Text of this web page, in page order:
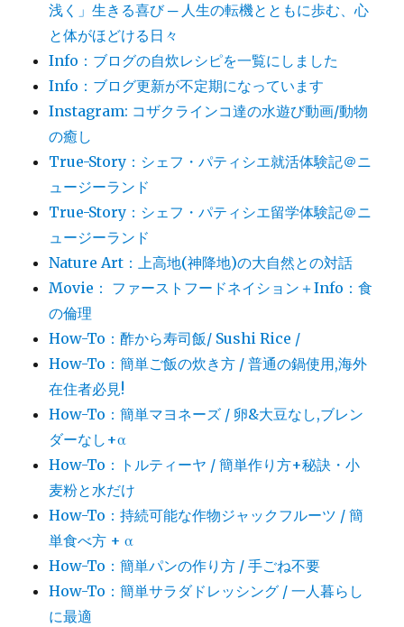
浅く」生きる喜び ─ 人生の転機とともに歩む、心
と体がほどける日々
Info：ブログの自炊レシピを一覧にしました
Info：ブログ更新が不定期になっています
Instagram: コザクラインコ達の水遊び動画/動物
の癒し
True-Story：シェフ・パティシエ就活体験記＠ニ
ュージーランド
True-Story：シェフ・パティシエ留学体験記＠ニ
ュージーランド
Nature Art：上高地(神降地)の大自然との対話
Movie： ファーストフードネイション＋Info：食
の倫理
How-To：酢から寿司飯/ Sushi Rice /
How-To：簡単ご飯の炊き方 / 普通の鍋使用,海外
在住者必見!
How-To：簡単マヨネーズ / 卵&大豆なし,ブレン
ダーなし+α
How-To：トルティーヤ / 簡単作り方+秘訣・小
麦粉と水だけ
How-To：持続可能な作物ジャックフルーツ / 簡
単食べ方 + α
How-To：簡単パンの作り方 / 手ごね不要
How-To：簡単サラダドレッシング / 一人暮らし
に最適